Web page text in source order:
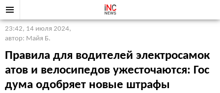
23:42, 14 июля 2024,
автор: Майя Б.
Правила для водителей электросамок
атов и велосипедов ужесточаются: Гос
дума одобряет новые штрафы